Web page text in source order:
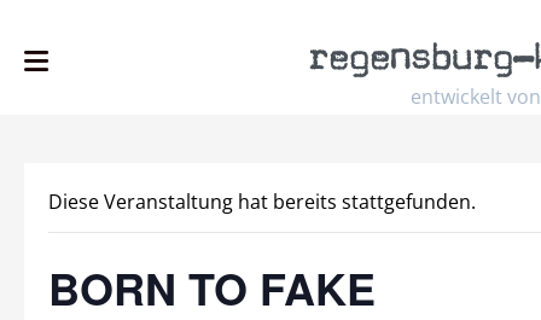
entwickelt von
regensburg–
Diese Veranstaltung hat bereits stattgefunden.
BORN TO FAKE